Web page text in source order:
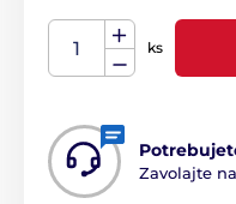
ks
Zavolajte na